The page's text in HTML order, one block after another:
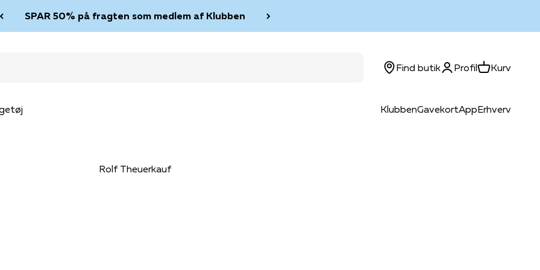
SPAR 50% på fragten som medlem af Klubben
KlubbenGavekortAppErhverv
Find butikLog ind
ProfilKurvKurv
Rolf Theuerkauf